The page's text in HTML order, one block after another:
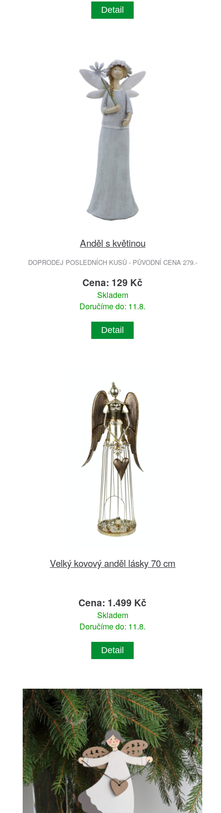
Detail
Anděl s květinou
DOPRODEJ POSLEDNÍCH KUSŮ - PŮVODNÍ CENA 279.-
Cena: 129 Kč
Skladem
Doručíme do: 11.8.
Detail
Velký kovový anděl lásky 70 cm
Cena: 1.499 Kč
Skladem
Doručíme do: 11.8.
Detail